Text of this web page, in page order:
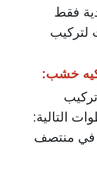
فقط
لتركيب
خشب:
التالية:
في منتصف